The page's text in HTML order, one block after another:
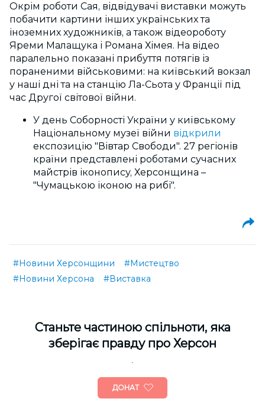
Окрім роботи Сая, відвідувачі виставки можуть
побачити картини інших українських та
іноземних художників, а також відеороботу
Яреми Малащука і Романа Хімея. На відео
паралельно показані прибуття потягів із
пораненими військовими: на київський вокзал
у наші дні та на станцію Ла-Сьота у Франції під
час Другої світової війни.
У день Соборності України у київському
Національному музеї війни відкрили
експозицію "Вівтар Свободи". 27 регіонів
країни представлені роботами сучасних
майстрів іконопису, Херсонщина –
"Чумацькою іконою на рибі".
#Новини Херсонщини
#Мистецтво
#Новини Херсона
#Виставка
Cтаньте частиною спільноти, яка
зберігає правду про Херсон
ДОНАТ